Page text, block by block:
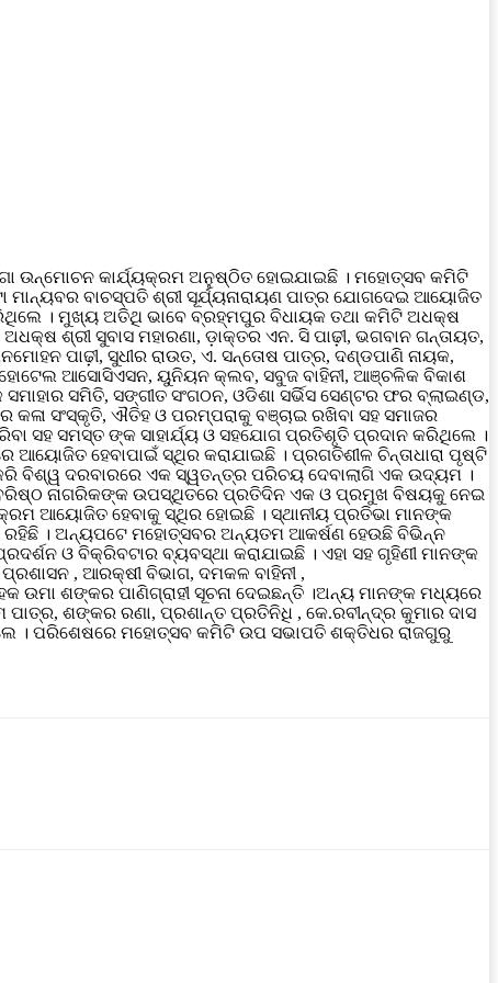
ଉନ୍ମୋଚନ କାର୍ଯ୍ୟକ୍ରମ ଅନୁଷ୍ଠିତ ହୋଇଯାଇଛି । ମହୋତ୍ସବ କମିଟି
ବାଚସ୍ପତି ଶ୍ରୀ ସୂର୍ଯ୍ୟନାରାୟଣ ପାତ୍ର ଯୋଗଦେଇ ଆୟୋଜିତ
। ମୁଖ୍ୟ ଅତିଥି ଭାବେ ବ୍ରହ୍ମପୁର ବିଧାୟକ ତଥା କମିଟି ଅଧକ୍ଷ
ଶ୍ରୀ ସୁବାସ ମହାରଣା, ଡ଼ାକ୍ତର ଏନ. ସି ପାଢ଼ୀ, ଭଗବାନ ଗନ୍ତାୟତ,
ପାଢ଼ୀ, ସୁଧୀର ରାଉତ, ଏ. ସନ୍ତୋଷ ପାତ୍ର, ଦଣ୍ଡପାଣି ନାୟକ,
ହୋଟେଲ ଆସୋସିଏସନ, ୟୁନିୟନ କ୍ଲବ, ସବୁଜ ବାହିନୀ, ଆଞ୍ଚଳିକ ବିକାଶ
ସମିତି, ସଙ୍ଗୀତ ସଂଗଠନ, ଓଡିଶା ସର୍ଭିସ ସେଣ୍ଟର ଫର ବ୍ଲାଇଣ୍ଡ,
ସଂସ୍କୃତି, ଐତିହ ଓ ପରମ୍ପରାକୁ ବଞ୍ଚାଇ ରଖିବା ସହ ସମାଜର
ସହ ସମସ୍ତ ଙ୍କ ସାହାର୍ଯ୍ୟ ଓ ସହଯୋଗ ପ୍ରତିଶୃତି ପ୍ରଦାନ କରିଥିଲେ ।
ହେବାପାଇଁ ସ୍ଥିର କରାଯାଇଛି । ପ୍ରଗତିଶୀଳ ଚିନ୍ତାଧାରା ପୃଷ୍ଟି
ବିଶ୍ୱ ଦରବାରରେ ଏକ ସ୍ୱତନ୍ତ୍ର ପରିଚୟ ଦେବାଲାଗି ଏକ ଉଦ୍ୟମ ।
ଓ ବରିଷ୍ଠ ନାଗରିକଙ୍କ ଉପସ୍ଥିତରେ ପ୍ରତିଦିନ ଏକ ଓ ପ୍ରମୁଖ ବିଷୟକୁ ନେଇ
ଆୟୋଜିତ ହେବାକୁ ସ୍ଥିର ହୋଇଛି । ସ୍ଥାନୀୟ ପ୍ରତିଭା ମାନଙ୍କ
ରହିଛି । ଅନ୍ୟପଟେ ମହୋତ୍ସବର ଅନ୍ୟତମ ଆକର୍ଷଣ ହେଉଛି ବିଭିନ୍ନ
ଓ ବିକ୍ରିବଟାର ବ୍ୟବସ୍ଥା କରାଯାଇଛି । ଏହା ସହ ଗୃହିଣୀ ମାନଙ୍କ
, ଆରକ୍ଷୀ ବିଭାଗ, ଦମକଳ ବାହିନୀ ,
ଉମା ଶଙ୍କର ପାଣିଗ୍ରାହୀ ସୂଚନା ଦେଇଛନ୍ତି ।ଅନ୍ୟ ମାନଙ୍କ ମଧ୍ୟରେ
ପାତ୍ର, ଶଙ୍କର ରଣା, ପ୍ରଶାନ୍ତ ପ୍ରତିନିଧି , କେ.ରବୀନ୍ଦ୍ର କୁମାର ଦାସ
ପରିଶେଷରେ ମହୋତ୍ସବ କମିଟି ଉପ ସଭାପତି ଶକ୍ତିଧର ରାଜଗୁରୁ